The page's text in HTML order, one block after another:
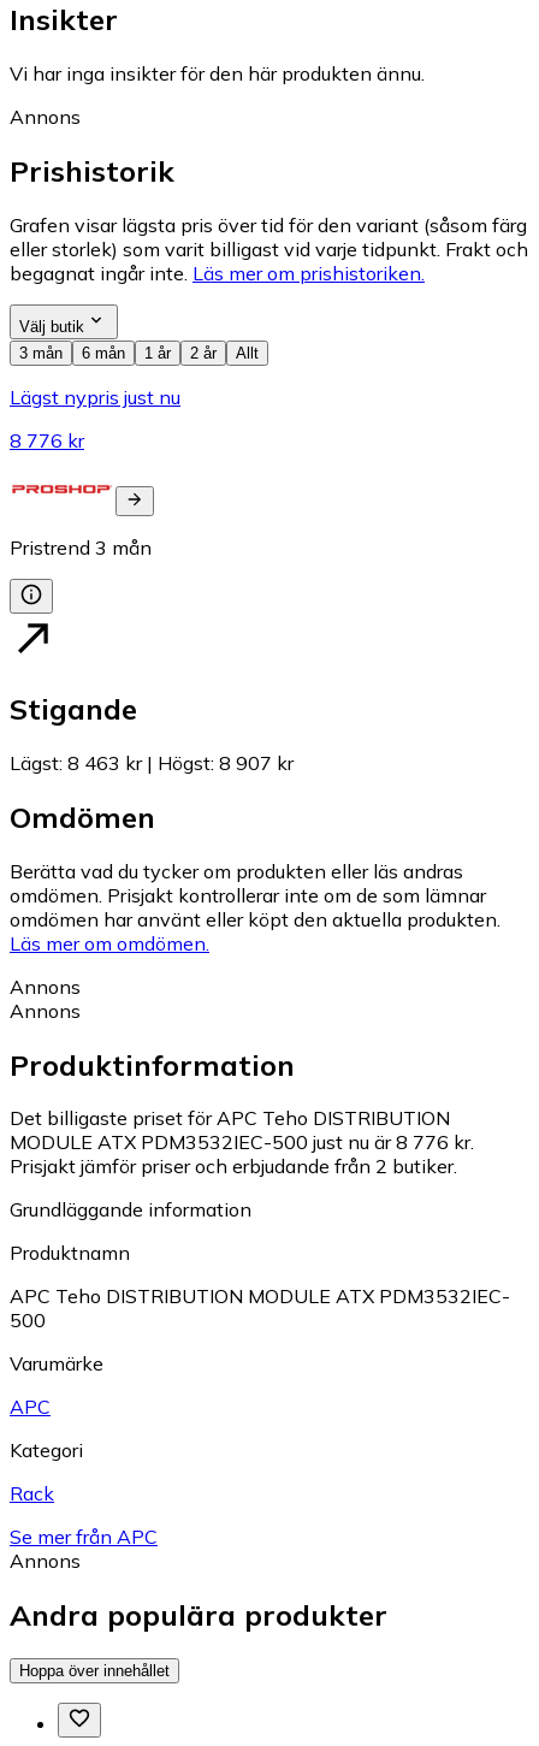
Insikter
Vi har inga insikter för den här produkten ännu.
Annons
Prishistorik
Grafen visar lägsta pris över tid för den variant (såsom färg
eller storlek) som varit billigast vid varje tidpunkt. Frakt och
begagnat ingår inte. Läs mer om prishistoriken.
Välj butik
3 mån
6 mån 1 år 2 år Allt
Lägst nypris just nu
8 776 kr
Pristrend 3 mån
Stigande
Lägst: 8 463 kr| Högst: 8 907 kr
Omdömen
Berätta vad du tycker om produkten eller läs andras
omdömen. Prisjakt kontrollerar inte om de som lämnar
omdömen har använt eller köpt den aktuella produkten.
Läs mer om omdömen.
Annons
Annons
Produktinformation
Det billigaste priset för APC Teho DISTRIBUTION
MODULE ATX PDM3532IEC-500 just nu är 8 776 kr.
Prisjakt jämför priser och erbjudande från 2 butiker.
Grundläggande information
Produktnamn
APC Teho DISTRIBUTION MODULE ATX PDM3532IEC-
500
Varumärke
APC
Kategori
Rack
Se mer från APC
Annons
Andra populära produkter
Hoppa över innehållet